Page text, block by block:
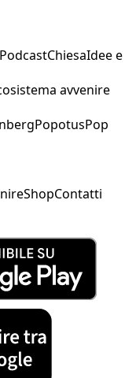
PodcastChiesaIdee e
avvenire
PopotusPop
ShopContatti